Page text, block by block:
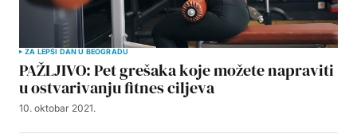
ZA LEPŠI DAN U BEOGRADU
PAŽLJIVO: Pet grešaka koje možete napraviti
u ostvarivanju fitnes ciljeva
10. oktobar 2021.